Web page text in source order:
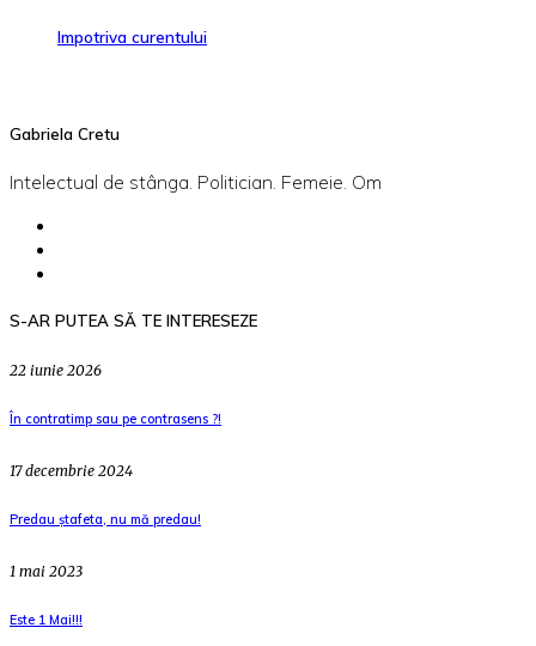
Impotriva curentului
Gabriela Cretu
Intelectual de stânga. Politician. Femeie. Om
S-AR PUTEA SĂ TE INTERESEZE
22 iunie 2026
În contratimp sau pe contrasens ?!
17 decembrie 2024
Predau ștafeta, nu mă predau!
1 mai 2023
Este 1 Mai!!!